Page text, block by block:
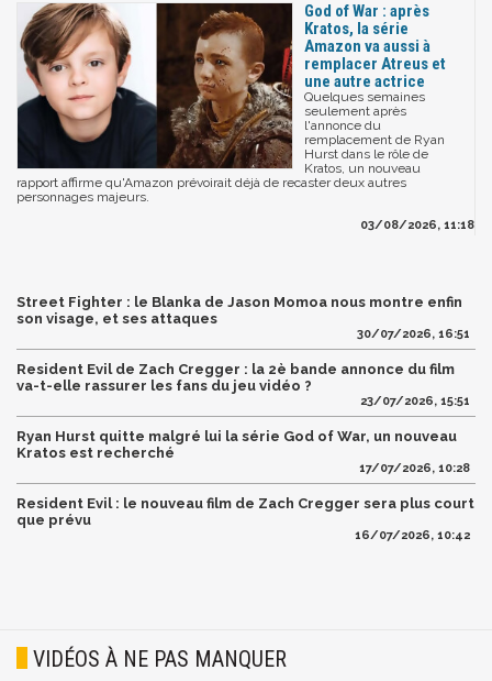
God of War : après
Kratos, la série
Amazon va aussi à
remplacer Atreus et
une autre actrice
Quelques semaines
seulement après
l'annonce du
remplacement de Ryan
Hurst dans le rôle de
Kratos, un nouveau
rapport affirme qu'Amazon prévoirait déjà de recaster deux autres
personnages majeurs.
03/08/2026, 11:18
Street Fighter : le Blanka de Jason Momoa nous montre enfin
son visage, et ses attaques
30/07/2026, 16:51
Resident Evil de Zach Cregger : la 2è bande annonce du film
va-t-elle rassurer les fans du jeu vidéo ?
23/07/2026, 15:51
Ryan Hurst quitte malgré lui la série God of War, un nouveau
Kratos est recherché
17/07/2026, 10:28
Resident Evil : le nouveau film de Zach Cregger sera plus court
que prévu
16/07/2026, 10:42
VIDÉOS À NE PAS MANQUER